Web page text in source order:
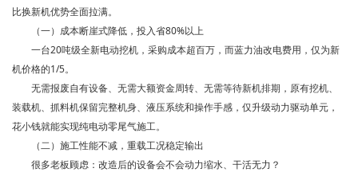
比换新机优势全面拉满。
（一）成本断崖式降低，投入省80%以上
一台20吨级全新电动挖机，采购成本超百万，而蓝力油改电费用，仅为新
机价格的1/5。
无需报废自有设备、无需大额资金周转、无需等待新机排期，原有挖机、
装载机、抓料机保留完整机身、液压系统和操作手感，仅升级动力驱动单元，
花小钱就能实现纯电动零尾气施工。
（二）施工性能不减，重载工况稳定输出
很多老板顾虑：改造后的设备会不会动力缩水、干活无力？